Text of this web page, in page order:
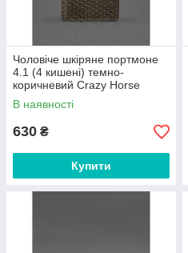
Чоловіче шкіряне портмоне
4.1 (4 кишені) темно-
коричневий Crazy Horse
Карбон
В наявності
630 ₴
Купити